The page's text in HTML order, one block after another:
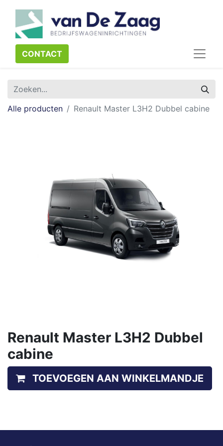
CONTACT​​​​
Alle producten Renault Master L3H2 Dubbel cabine
Renault Master L3H2 Dubbel
cabine
TOEVOEGEN AAN WINKELMANDJE